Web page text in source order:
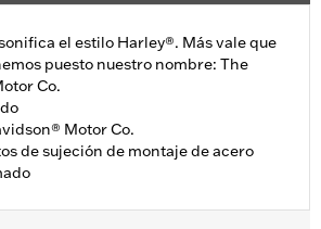
el estilo Harley®. Más vale que
puesto nuestro nombre: The
Co.
Motor Co.
de sujeción de montaje de acero